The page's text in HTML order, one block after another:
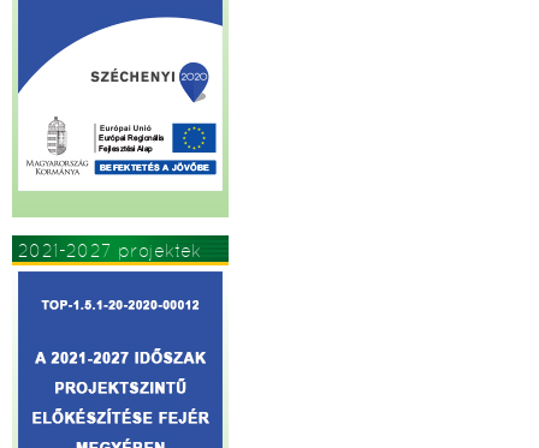
2021-2027 projektek